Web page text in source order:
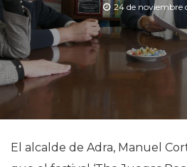
24 de noviembre
El alcalde de Adra, Manuel